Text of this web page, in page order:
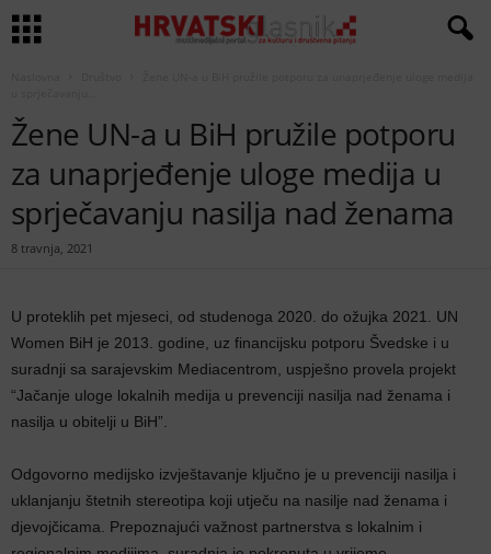
Žene UN-a u BiH pružile potporu
za unaprjeđenje uloge medija u
sprječavanju nasilja nad ženama
8 travnja, 2021
U proteklih pet mjeseci, od studenoga 2020. do ožujka 2021. UN
Women BiH je 2013. godine, uz financijsku potporu Švedske i u
suradnji sa sarajevskim Mediacentrom, uspješno provela projekt
“Jačanje uloge lokalnih medija u prevenciji nasilja nad ženama i
nasilja u obitelji u BiH”.
Odgovorno medijsko izvještavanje ključno je u prevenciji nasilja i
uklanjanju štetnih stereotipa koji utječu na nasilje nad ženama i
djevojčicama. Prepoznajući važnost partnerstva s lokalnim i